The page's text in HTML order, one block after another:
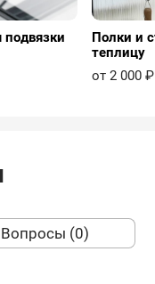
Полки и
теплицу
от 2 000 ₽
Вопросы (0)